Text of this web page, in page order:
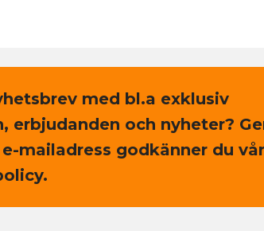
med bl.a exklusiv
erbjudanden och nyheter?
mailadress godkänner du vår